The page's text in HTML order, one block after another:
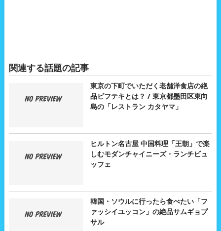
関連する話題の記事
東京の下町でいただく老舗洋食店の絶
品ビフテキとは？ / 東京都墨田区東向
島の「レストラン カタヤマ」
ヒルトン名古屋 中国料理「王朝」で楽
しむモダンチャイニーズ・ランチビュ
ッフェ
韓国・ソウルに行ったら食べたい「フ
ァッシイユッコン」の絶品サムギョプ
サル